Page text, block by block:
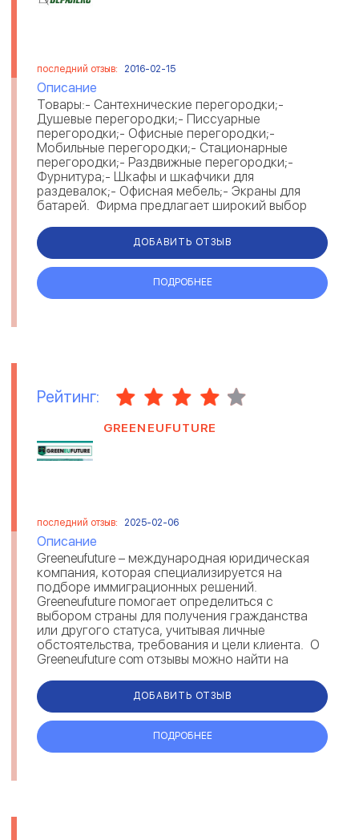
последний отзыв: 2016-02-15
Описание
Товары:- Сантехнические перегородки;-
Душевые перегородки;- Писсуарные
перегородки;- Офисные перегородки;-
Мобильные перегородки;- Стационарные
перегородки;- Раздвижные перегородки;-
Фурнитура;- Шкафы и шкафчики для
раздевалок;- Офисная мебель;- Экраны для
батарей. Фирма предлагает широкий выбор
ДОБАВИТЬ ОТЗЫВ
ПОДРОБНЕЕ
Рейтинг:
GREENEUFUTURE
последний отзыв: 2025-02-06
Описание
Greeneufuture – международная юридическая
компания, которая специализируется на
подборе иммиграционных решений.
Greeneufuture помогает определиться с
выбором страны для получения гражданства
или другого статуса, учитывая личные
обстоятельства, требования и цели клиента. О
Greeneufuture com отзывы можно найти на
ДОБАВИТЬ ОТЗЫВ
ПОДРОБНЕЕ